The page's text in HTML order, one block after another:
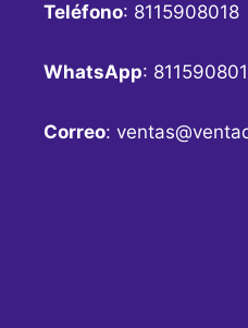
Teléfono: 8115908018
WhatsApp:
Correo: